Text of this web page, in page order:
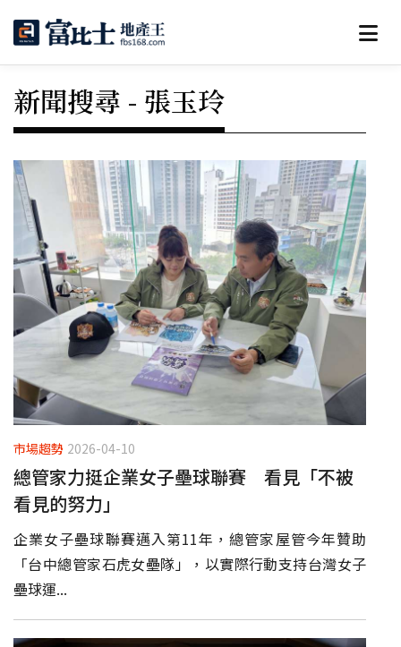
新聞搜尋 - 張玉玲
市場趨勢 2026-04-10
總管家力挺企業女子壘球聯賽 看見「不被
看見的努力」
企業女子壘球聯賽邁入第11年，總管家屋管今年贊助
「台中總管家石虎女壘隊」，以實際行動支持台灣女子
壘球運...